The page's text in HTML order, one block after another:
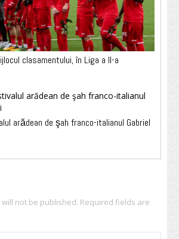
clasamentului, în Liga a II-a
arădean de şah franco-italianul Gabriel
not be published. Required fields are